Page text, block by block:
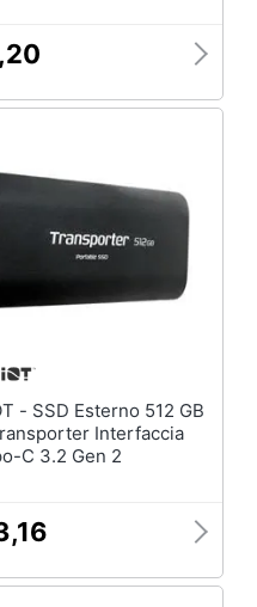
512 GB
Interfaccia
C 3.2 Gen 2